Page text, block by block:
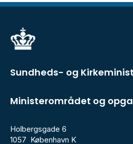
Sundheds- og
Ministerområdet og
Holbergsgade 6
1057 København K